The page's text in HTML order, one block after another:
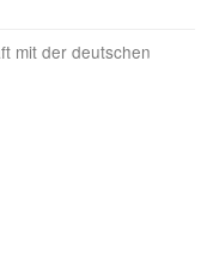
mit der deutschen